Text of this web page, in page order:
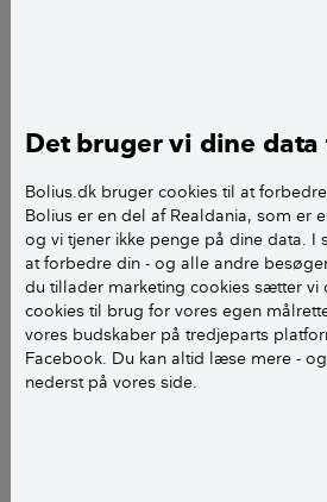
Det bruger vi dine
Bolius.dk bruger cookies til at
Bolius er en del af Realdania, som er
og vi tjener ikke penge på dine data. I
at forbedre din - og alle andre
du tillader marketing cookies sætter vi
cookies til brug for vores egen
vores budskaber på tredjeparts
Facebook. Du kan altid læse mere -
nederst på vores side.